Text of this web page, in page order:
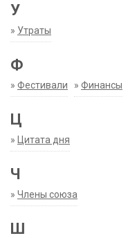
У
» Утраты
Ф
» Фестивали » Финансы
Ц
» Цитата дня
Ч
» Члены союза
Ш